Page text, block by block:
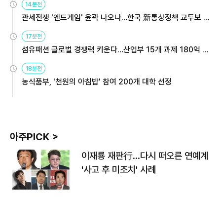
14분전
관세전쟁 '엔드게임' 윤곽 나오나…한국 新통상정책 교두보 활
17분전
섬유패션 글로벌 경쟁력 키운다…산업부 15개 과제 180억 지
18분전
농식품부, '천원의 아침밥' 참여 200개 대학 선정
아주PICK >
이재룡 재판行…다시 떠오른 연예계
'사고 후 미조치' 사례